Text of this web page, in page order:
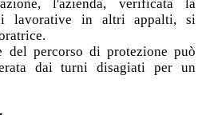
l'azienda, verificata la
lavorative in altri appalti, si
del percorso di protezione può
dai turni disagiati per un